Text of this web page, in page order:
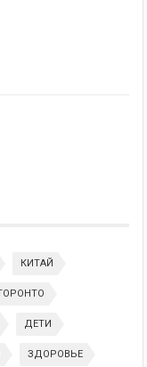
КИТАЙ
ДЕТИ
ЗДОРОВЬЕ